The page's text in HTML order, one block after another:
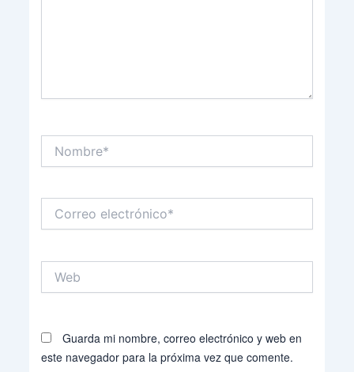
Nombre*
Correo
electrónico*
Guarda mi nombre, correo electrónico y web en
este navegador para la próxima vez que comente.